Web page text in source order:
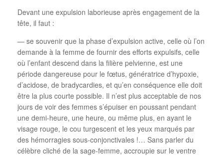
Devant une expulsion laborieuse après engagement de la
tête, il faut :
— se souvenir que la phase d’expulsion active, celle où l’on
demande à la femme de fournir des efforts expulsifs, celle
où l’enfant descend dans la filière pelvienne, est une
période dangereuse pour le fœtus, génératrice d’hypoxie,
d’acidose, de bradycardies, et qu’en conséquence elle doit
être la plus courte possible. Il n’est plus acceptable de nos
jours de voir des femmes s’épuiser en poussant pendant
une demi-heure, une heure, ou même plus, en ayant le
visage rouge, le cou turgescent et les yeux marqués par
des hémorragies sous-conjonctivales !… Sans parler du
célèbre cliché de la sage-femme, accroupie sur le ventre